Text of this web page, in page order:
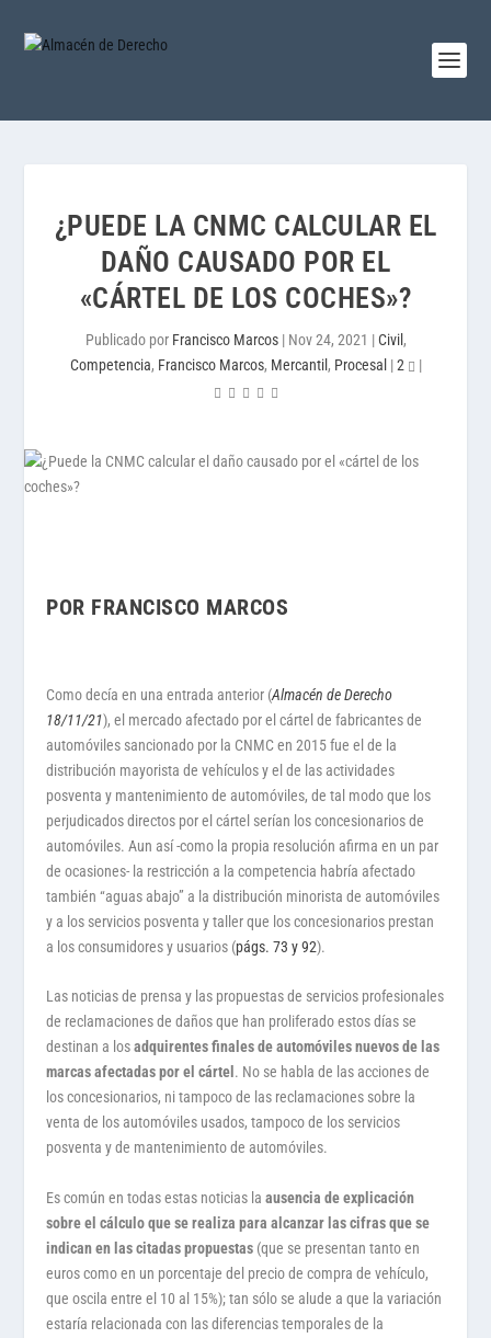
¿PUEDE LA CNMC CALCULAR EL
DAÑO CAUSADO POR EL
«CÁRTEL DE LOS COCHES»?
Publicado por Francisco Marcos| Nov 24, 2021 |Civil ,
Competencia, Francisco Marcos, Mercantil , Procesal |2 |
POR FRANCISCO MARCOS
Como decía en una entrada anterior (Almacén de Derecho
18/11/21), el mercado afectado por el cártel de fabricantes de
automóviles sancionado por la CNMC en 2015 fue el de la
distribución mayorista de vehículos y el de las actividades
posventa y mantenimiento de automóviles, de tal modo que los
perjudicados directos por el cártel serían los concesionarios de
automóviles. Aun así -como la propia resolución afirma en un par
de ocasiones- la restricción a la competencia habría afectado
también “aguas abajo” a la distribución minorista de automóviles
y a los servicios posventa y taller que los concesionarios prestan
a los consumidores y usuarios (págs. 73 y 92).
Las noticias de prensa y las propuestas de servicios profesionales
de reclamaciones de daños que han proliferado estos días se
destinan a losadquirentes finales de automóviles nuevos de las
marcas afectadas por el cártel . No se habla de las acciones de
los concesionarios, ni tampoco de las reclamaciones sobre la
venta de los automóviles usados, tampoco de los servicios
posventa y de mantenimiento de automóviles.
Es común en todas estas noticias laausencia de explicación
sobre el cálculo que se realiza para alcanzar las cifras que se
indican en las citadas propuestas (que se presentan tanto en
euros como en un porcentaje del precio de compra de vehículo,
que oscila entre el 10 al 15%); tan sólo se alude a que la variación
estaría relacionada con las diferencias temporales de la